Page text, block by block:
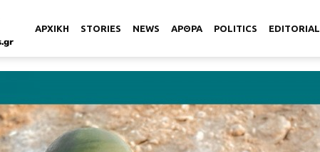
ΑΡΧΙΚΗ STORIES NEWS ΑΡΘΡΑ POLITICS EDITORIAL